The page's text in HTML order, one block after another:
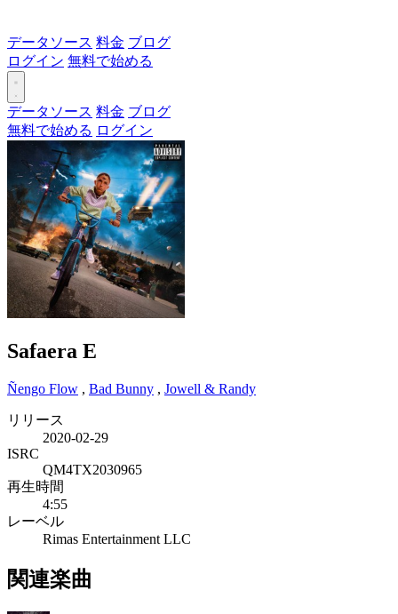
データソース 料金 ブログ
ログイン 無料で始める
データソース 料金 ブログ
無料で始める ログイン
Safaera E
Ñengo Flow , Bad Bunny , Jowell & Randy
リリース
2020-02-29
ISRC
QM4TX2030965
再生時間
4:55
レーベル
Rimas Entertainment LLC
関連楽曲